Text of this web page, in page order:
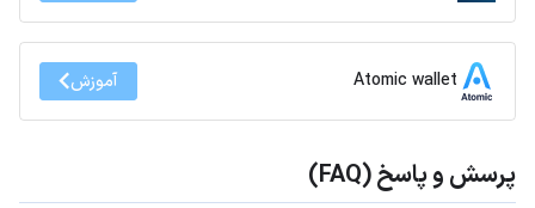
Atomic wallet آموزش
پرسش و پاسخ (FAQ)